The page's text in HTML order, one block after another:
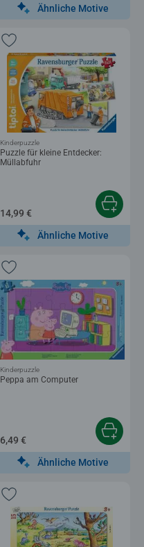
Ähnliche Motive
Puzzle für kleine Entdecker:
Müllabfuhr
Kinderpuzzle
14,99 €
Ähnliche Motive
Peppa am Computer
Kinderpuzzle
6,49 €
Ähnliche Motive